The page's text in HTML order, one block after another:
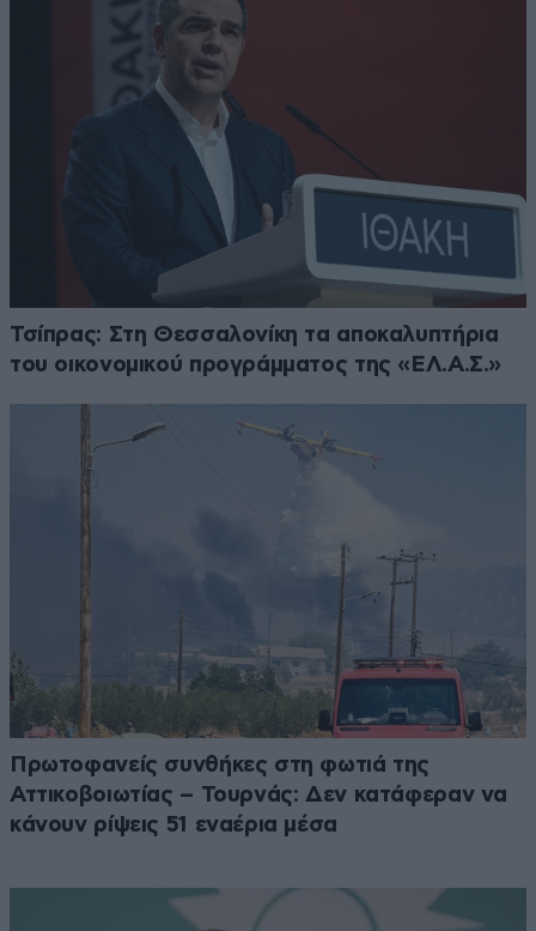
Τσίπρας: Στη Θεσσαλονίκη τα αποκαλυπτήρια
του οικονομικού προγράμματος της «ΕΛ.Α.Σ.»
Πρωτοφανείς συνθήκες στη φωτιά της
Αττικοβοιωτίας – Τουρνάς: Δεν κατάφεραν να
κάνουν ρίψεις 51 εναέρια μέσα